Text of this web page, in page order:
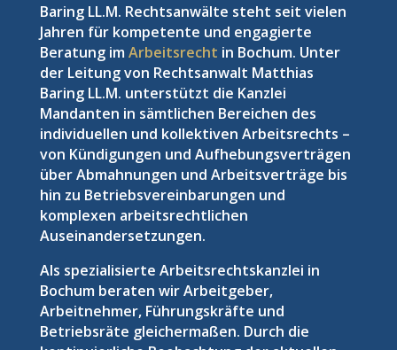
Baring LL.M. Rechtsanwälte steht seit vielen
Jahren für kompetente und engagierte
Beratung imArbeitsrecht in Bochum. Unter
der Leitung von Rechtsanwalt Matthias
Baring LL.M. unterstützt die Kanzlei
Mandanten in sämtlichen Bereichen des
individuellen und kollektiven Arbeitsrechts –
von Kündigungen und Aufhebungsverträgen
über Abmahnungen und Arbeitsverträge bis
hin zu Betriebsvereinbarungen und
komplexen arbeitsrechtlichen
Auseinandersetzungen.
Als spezialisierte Arbeitsrechtskanzlei in
Bochum beraten wir Arbeitgeber,
Arbeitnehmer, Führungskräfte und
Betriebsräte gleichermaßen. Durch die